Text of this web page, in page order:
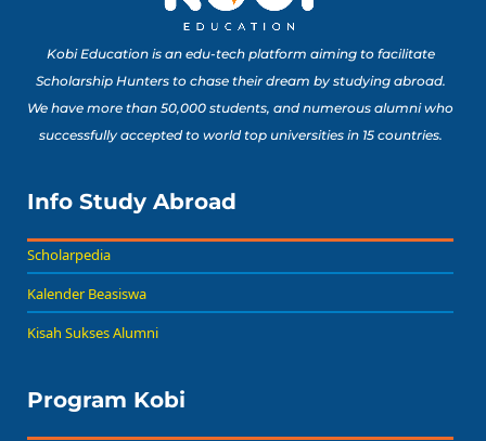
Buat Study Abroad Yang
8 Lomba Jurusan
Psikologi untuk
Buat Persiapan Study
Baca Sekarang!
Kobi Education is an edu-tech platform aiming to facilitate
Scholarship Hunters to chase their dream by studying abroad.
We have more than 50,000 students, and numerous alumni who
successfully accepted to world top universities in 15 countries.
Info Study Abroad
Scholarpedia
Kalender Beasiswa
Kisah Sukses Alumni
Program Kobi